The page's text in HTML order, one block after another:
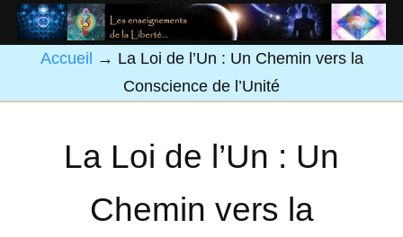
Accueil → La Loi de l’Un : Un Chemin vers la
Conscience de l’Unité
La Loi de l’Un : Un
Chemin vers la